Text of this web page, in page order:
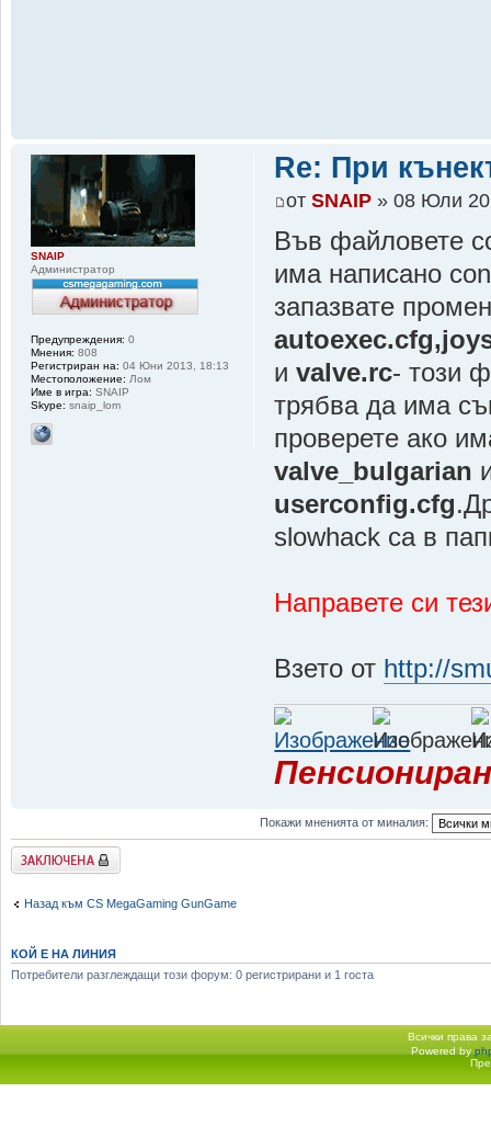
Re: При
отSNAIP » 08 Юли
Във файловете
има написано
запазвате
иvalve.rc- този
трябва да има
проверете ако
valve_bulgarian
userconfig.cfg
slowhack са в
Направете си
Взето от http://
SNAIP
Администратор
Предупреждения: 0
Мнения: 808
Регистриран на: 04 Юни 2013, 18:13
Местоположение: Лом
Име в игра: SNAIP
Skype: snaip_lom
Покажи мненията от миналия:
Заключена
Назад към CS MegaGaming GunGame
КОЙ Е НА ЛИНИЯ
Потребители разглеждащи този форум: 0 регистрирани и 1 госта
Всички права
Начало форум Powered by